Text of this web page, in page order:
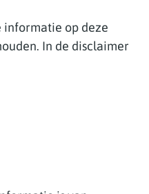
informatie op deze
In de disclaimer